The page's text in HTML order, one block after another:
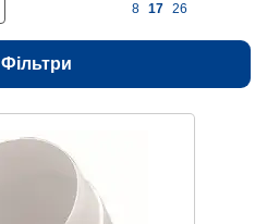
8 17 26
Фільтри